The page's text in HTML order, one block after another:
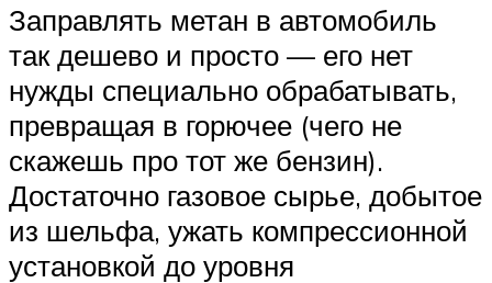
Заправлять метан в автомобиль
так дешево и просто — его нет
нужды специально обрабатывать,
превращая в горючее (чего не
скажешь про тот же бензин).
Достаточно газовое сырье, добытое
из шельфа, ужать компрессионной
установкой до уровня